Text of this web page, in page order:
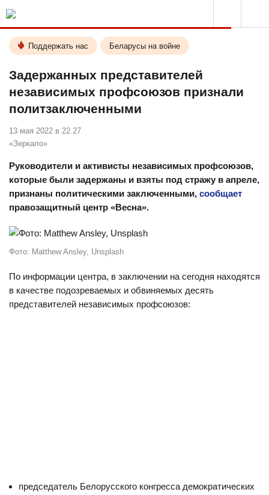
Поддержать нас Беларусы на войне
Задержанных представителей
независимых профсоюзов признали
политзаключенными
13 мая 2022 в 22.27
«Зеркало»
Руководители и активисты независимых профсоюзов,
которые были задержаны и взяты под стражу в апреле,
признаны политическими заключенными, сообщает
правозащитный центр «Весна».
Фото: Matthew Ansley, Unsplash
По информации центра, в заключении на сегодня находятся
в качестве подозреваемых и обвиняемых десять
представителей независимых профсоюзов:
председатель Белорусского конгресса демократических